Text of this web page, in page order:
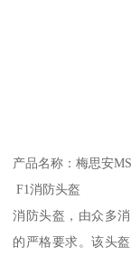
产品名称：梅思安
F1消防头盔
消防头盔，由众多
的严格要求。该头